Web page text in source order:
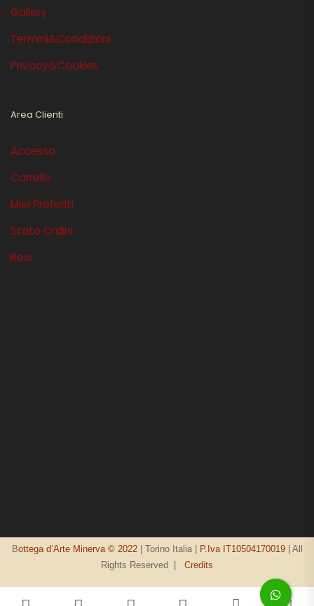
Gallery
Termini&Condizioni
Privacy&Cookies
Area Clienti
Accesso
Carrello
Miei Preferiti
Stato Ordini
Resi
Bottega d’Arte Minerva © 2022| Torino Italia | P.Iva IT10504170019| All
Rights Reserved | Credits